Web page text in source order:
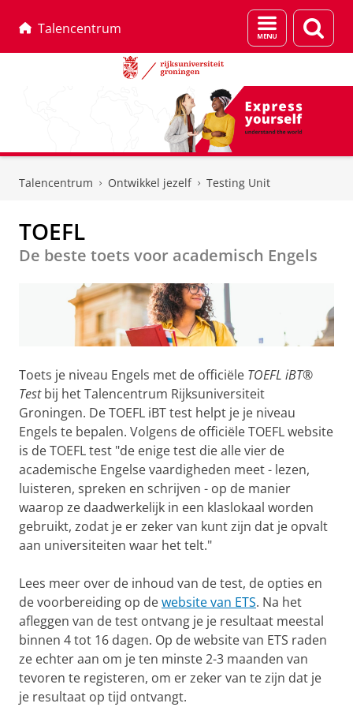
Talencentrum
Menu
en
Talencentrum Ontwikkel jezelf Testing Unit
TOEFL
De beste toets voor academisch Engels
Toets je niveau Engels met de officiële TOEFL iBT®
Testbij het Talencentrum Rijksuniversiteit
Groningen. De TOEFL iBT test helpt je je niveau
Engels te bepalen. Volgens de officiële TOEFL website
is de TOEFL test "de enige test die alle vier de
academische Engelse vaardigheden meet - lezen,
luisteren, spreken en schrijven - op de manier
waarop ze daadwerkelijk in een klaslokaal worden
gebruikt, zodat je er zeker van kunt zijn dat je opvalt
aan universiteiten waar het telt."
Lees meer over de inhoud van de test, de opties en
de voorbereiding op dewebsite van ETS. Na het
afleggen van de test ontvang je je resultaat meestal
binnen 4 tot 16 dagen. Op de website van ETS raden
ze echter aan om je ten minste 2-3 maanden van
tevoren te registeren, om er zeker van te zijn dat je
je resultaat op tijd ontvangt.